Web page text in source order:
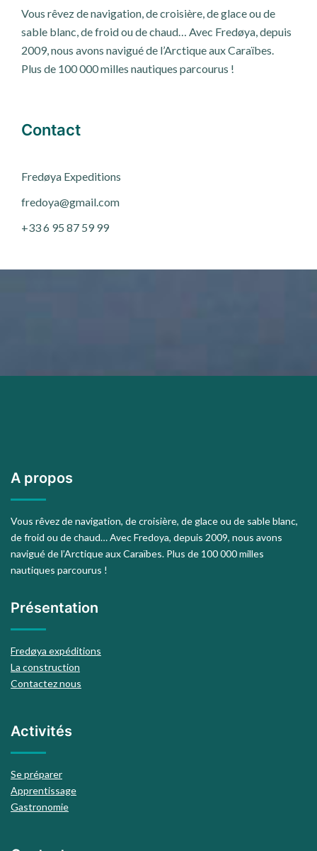
Vous rêvez de navigation, de croisière, de glace ou de
sable blanc, de froid ou de chaud… Avec Fredøya, depuis
2009, nous avons navigué de l’Arctique aux Caraïbes.
Plus de 100 000 milles nautiques parcourus !
Contact
Fredøya Expeditions
fredoya@gmail.com
+33 6 95 87 59 99
A propos
Vous rêvez de navigation, de croisière, de glace ou de sable blanc,
de froid ou de chaud… Avec Fredoya, depuis 2009, nous avons
navigué de l’Arctique aux Caraïbes. Plus de 100 000 milles
nautiques parcourus !
Présentation
Fredøya expéditions
La construction
Contactez nous
Activités
Se préparer
Apprentissage
Gastronomie